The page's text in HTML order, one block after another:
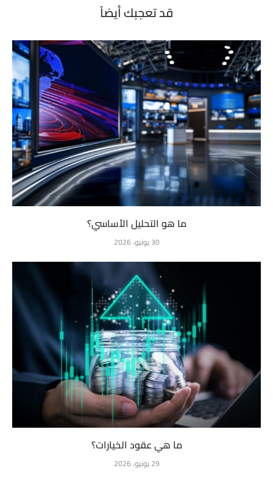
قد تعجبك أيضاً
ما هو التحليل الأساسي؟
30 يونيو، 2026
ما هي عقود الخيارات؟
29 يونيو، 2026